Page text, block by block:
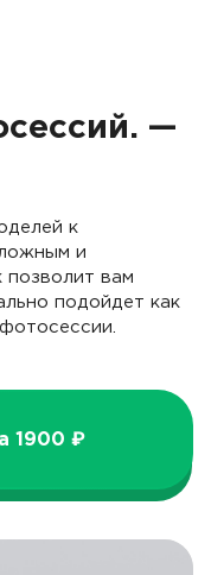
—
к
и
вам
подойдет как
1900 ₽